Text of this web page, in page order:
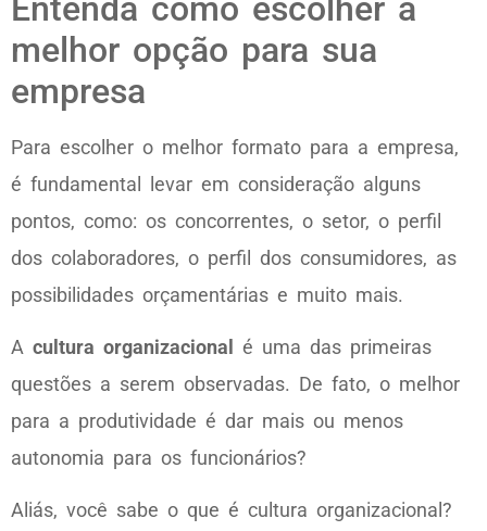
melhor opção para sua
empresa
Para escolher o melhor formato para a empresa,
é fundamental levar em consideração alguns
pontos, como: os concorrentes, o setor, o perfil
dos colaboradores, o perfil dos consumidores, as
possibilidades orçamentárias e muito mais.
A cultura organizacional
é uma das primeiras
questões a serem observadas. De fato, o melhor
para a produtividade é dar mais ou menos
autonomia para os funcionários?
Aliás, você sabe o que é cultura organizacional?